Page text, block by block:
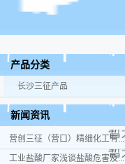
产品分类
长沙三征产品
新闻资讯
营创三征（营口）精细化工有...
工业盐酸厂家浅谈盐酸危害及...